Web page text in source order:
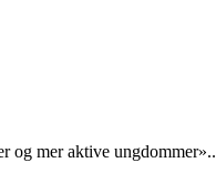
og mer aktive ungdommer»..